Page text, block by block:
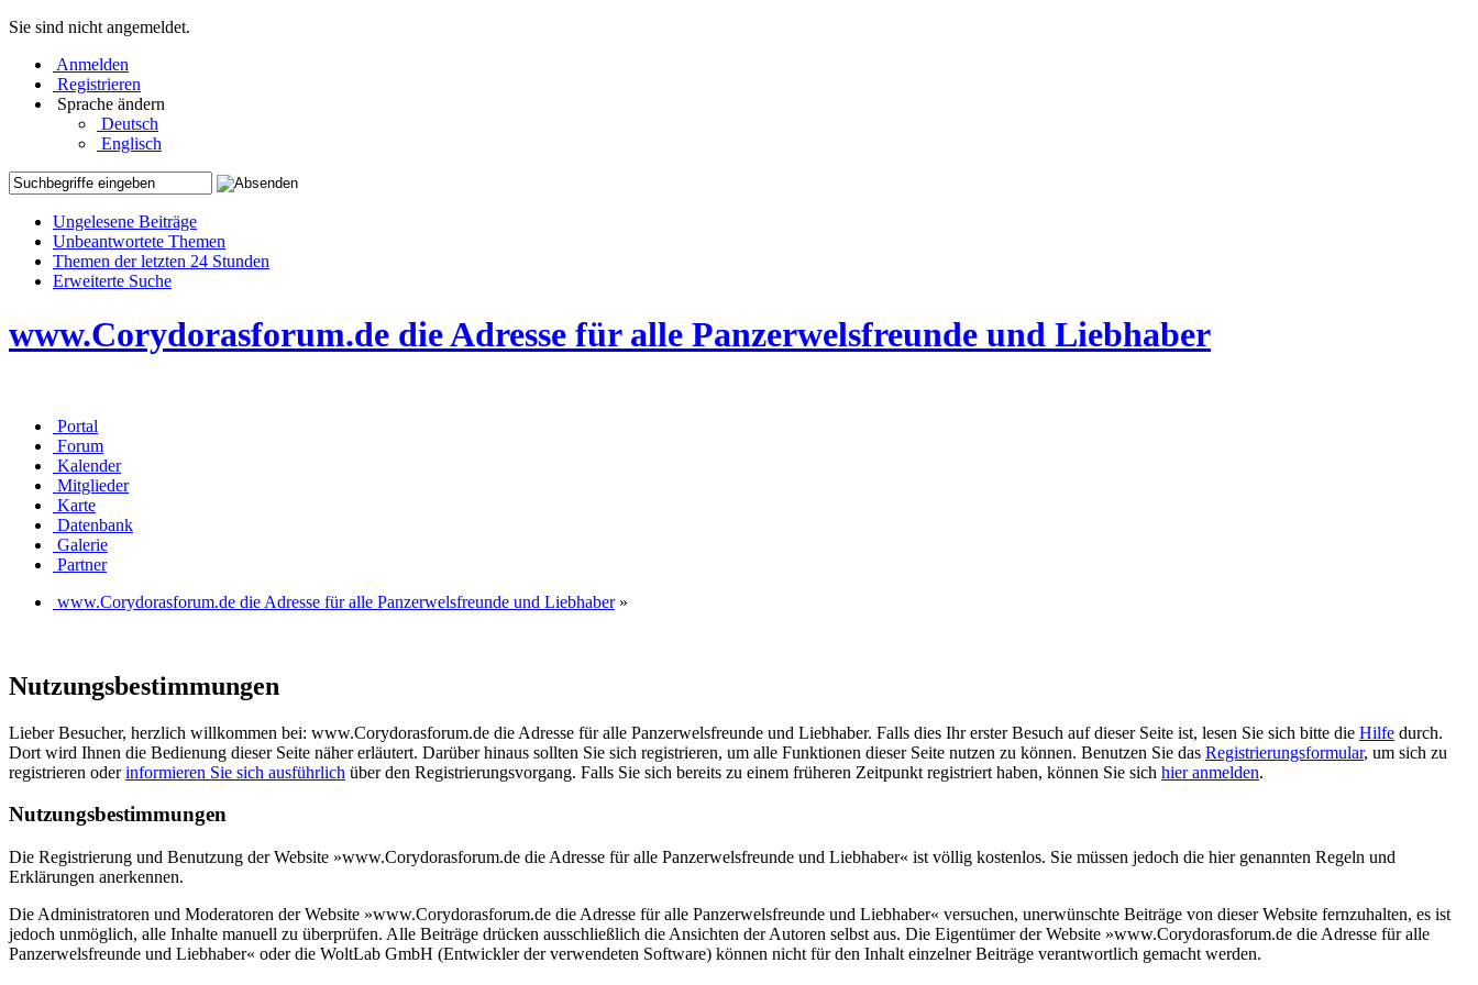
Sie sind nicht angemeldet.
Anmelden
Registrieren
Sprache ändern
Deutsch
Englisch
Ungelesene Beiträge
Unbeantwortete Themen
Themen der letzten 24 Stunden
Erweiterte Suche
www.Corydorasforum.de die Adresse für alle Panzerwelsfreunde und Liebhaber
Portal
Forum
Kalender
Mitglieder
Karte
Datenbank
Galerie
Partner
www.Corydorasforum.de die Adresse für alle Panzerwelsfreunde und Liebhaber»
Nutzungsbestimmungen
Lieber Besucher, herzlich willkommen bei: www.Corydorasforum.de die Adresse für alle Panzerwelsfreunde und Liebhaber. Falls dies Ihr erster Besuch auf dieser Seite ist, lesen Sie sich bitte die Hilfe durch.
Dort wird Ihnen die Bedienung dieser Seite näher erläutert. Darüber hinaus sollten Sie sich registrieren, um alle Funktionen dieser Seite nutzen zu können. Benutzen Sie das Registrierungsformular, um sich zu
registrieren oderinformieren Sie sich ausführlich über den Registrierungsvorgang. Falls Sie sich bereits zu einem früheren Zeitpunkt registriert haben, können Sie sich hier anmelden.
Nutzungsbestimmungen
Die Registrierung und Benutzung der Website »www.Corydorasforum.de die Adresse für alle Panzerwelsfreunde und Liebhaber« ist völlig kostenlos. Sie müssen jedoch die hier genannten Regeln und
Erklärungen anerkennen.
Die Administratoren und Moderatoren der Website »www.Corydorasforum.de die Adresse für alle Panzerwelsfreunde und Liebhaber« versuchen, unerwünschte Beiträge von dieser Website fernzuhalten, es ist
jedoch unmöglich, alle Inhalte manuell zu überprüfen. Alle Beiträge drücken ausschließlich die Ansichten der Autoren selbst aus. Die Eigentümer der Website »www.Corydorasforum.de die Adresse für alle
Panzerwelsfreunde und Liebhaber« oder die WoltLab GmbH (Entwickler der verwendeten Software) können nicht für den Inhalt einzelner Beiträge verantwortlich gemacht werden.